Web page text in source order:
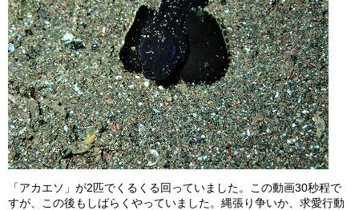
「アカエソ」が2匹でくるくる回っていました。この動画30秒程で
すが、この後もしばらくやっていました。縄張り争いか、求愛行動